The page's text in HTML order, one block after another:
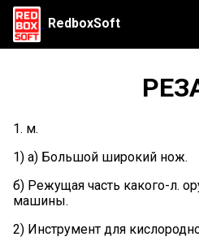
RedboxSoft
1. м.
1) а) Большой широкий нож.
б) Режущая часть какого-л.
машины.
2) Инструмент для